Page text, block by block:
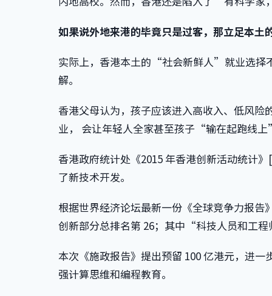
如果说外地来港的毕竟只是过客，那立足本土
实际上，香港本土的“社会新鲜人”就业选择
解。
香港父母认为，孩子应该进入高收入、低风
业， 会让年轻人全家甚至孩子“输在起跑线
香港政府统计处《2015 年香港创新活动统计
了新技术开发。
根据世界经济论坛最新一份《全球竞争力报告
创新部分总排名第 26；其中“科技人员和工
本次《施政报告》提出预留 100 亿港元，进
强计算思维和编程教育。